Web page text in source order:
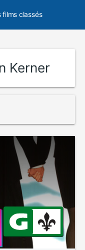
films classés
Kerner